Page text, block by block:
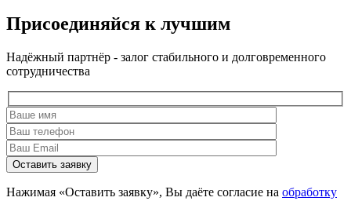
Присоединяйся к лучшим
Надёжный партнёр - залог стабильного и долговременного
сотрудничества
Нажимая «Оставить заявку», Вы даёте согласие на обработку